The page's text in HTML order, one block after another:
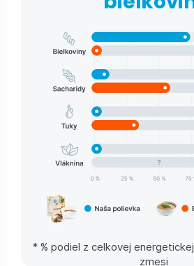
* % podiel z celkovej
zmesi